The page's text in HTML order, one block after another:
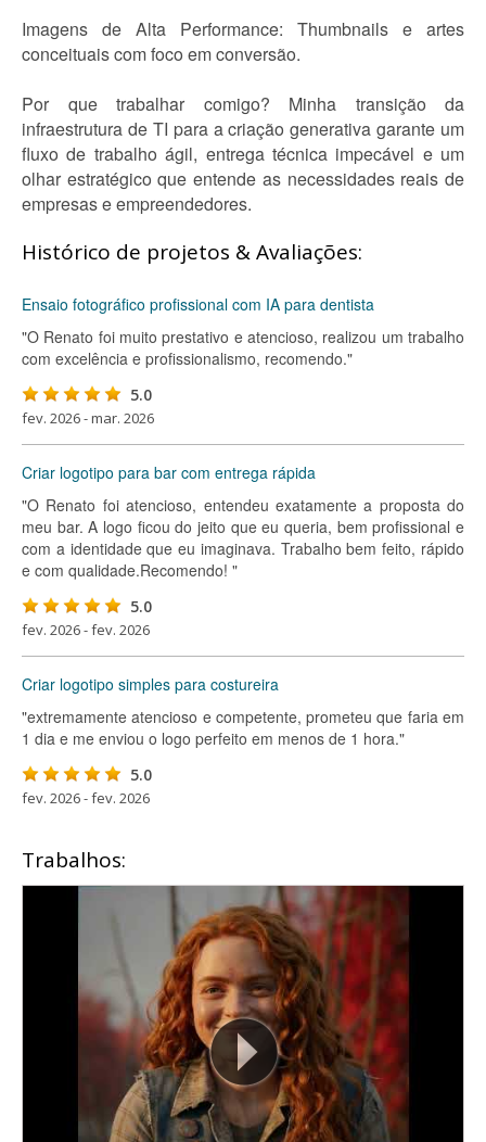
Imagens de Alta Performance: Thumbnails e artes
conceituais com foco em conversão.
Por que trabalhar comigo? Minha transição da
infraestrutura de TI para a criação generativa garante um
fluxo de trabalho ágil, entrega técnica impecável e um
olhar estratégico que entende as necessidades reais de
empresas e empreendedores.
Histórico de projetos & Avaliações:
Ensaio fotográfico profissional com IA para dentista
"O Renato foi muito prestativo e atencioso, realizou um trabalho
com excelência e profissionalismo, recomendo."
5.0
fev. 2026 - mar. 2026
Criar logotipo para bar com entrega rápida
"O Renato foi atencioso, entendeu exatamente a proposta do
meu bar. A logo ficou do jeito que eu queria, bem profissional e
com a identidade que eu imaginava. Trabalho bem feito, rápido
e com qualidade.Recomendo! "
5.0
fev. 2026 - fev. 2026
Criar logotipo simples para costureira
"extremamente atencioso e competente, prometeu que faria em
1 dia e me enviou o logo perfeito em menos de 1 hora."
5.0
fev. 2026 - fev. 2026
Trabalhos: